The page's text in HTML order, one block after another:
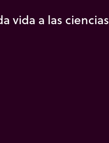
vida a las ciencias